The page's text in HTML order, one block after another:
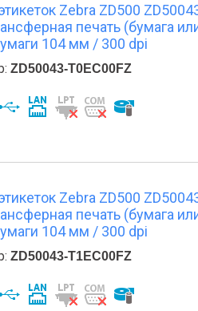
Zebra ZD500
печать (бумага
104 мм / 300 dpi
ZD50043-T0EC00FZ
Zebra ZD500
печать (бумага
104 мм / 300 dpi
ZD50043-T1EC00FZ